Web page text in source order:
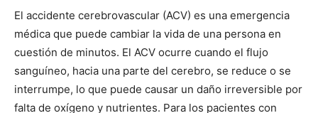
El accidente cerebrovascular (ACV) es una emergencia
médica que puede cambiar la vida de una persona en
cuestión de minutos. El ACV ocurre cuando el flujo
sanguíneo, hacia una parte del cerebro, se reduce o se
interrumpe, lo que puede causar un daño irreversible por
falta de oxígeno y nutrientes. Para los pacientes con